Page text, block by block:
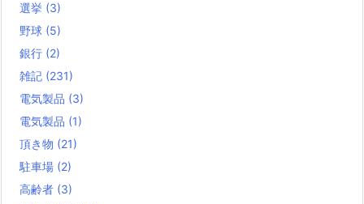
選挙 (3)
野球 (5)
銀行 (2)
雑記 (231)
電気製品 (3)
電気製品 (1)
頂き物 (21)
駐車場 (2)
高齢者 (3)